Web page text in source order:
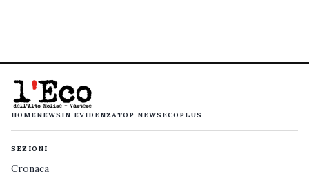
HOMENEWS IN EVIDENZATOP NEWS ECOPLUS
SEZIONI
Cronaca